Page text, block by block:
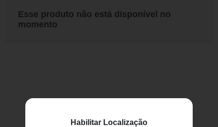
Habilitar Localização
Esse produto não está disponível no
momento